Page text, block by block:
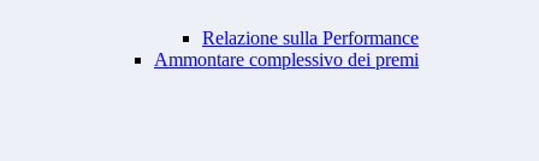
Relazione sulla Performance
Ammontare complessivo dei premi